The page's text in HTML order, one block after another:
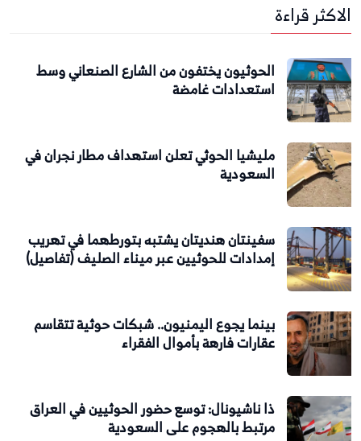
الاكثر قراءة
الحوثيون يختفون من الشارع الصنعاني وسط
استعدادات غامضة
مليشيا الحوثي تعلن استهداف مطار نجران في
السعودية
سفينتان هنديتان يشتبه بتورطهما في تهريب
إمدادات للحوثيين عبر ميناء الصليف (تفاصيل)
بينما يجوع اليمنيون.. شبكات حوثية تتقاسم
عقارات فارهة بأموال الفقراء
ذا ناشيونال: توسع حضور الحوثيين في العراق
مرتبط بالهجوم على السعودية